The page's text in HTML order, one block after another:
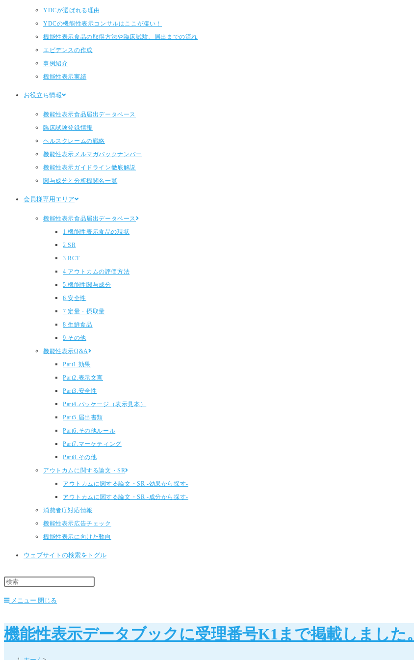
YDCが選ばれる理由
YDCの機能性表示コンサルはここが凄い！
機能性表示食品の取得方法や臨床試験、届出までの流れ
エビデンスの作成
事例紹介
機能性表示実績
お役立ち情報
機能性表示食品届出データベース
臨床試験登録情報
ヘルスクレームの戦略
機能性表示メルマガバックナンバー
機能性表示ガイドライン徹底解説
関与成分と分析機関名一覧
会員様専用エリア
機能性表示食品届出データベース
1.機能性表示食品の現状
2.SR
3.RCT
4.アウトカムの評価方法
5.機能性関与成分
6.安全性
7.定量・摂取量
8.生鮮食品
9.その他
機能性表示Q&A
Part1.効果
Part2.表示文言
Part3.安全性
Part4.パッケージ（表示見本）
Part5.届出書類
Part6.その他ルール
Part7.マーケティング
Part8.その他
アウトカムに関する論文・SR
アウトカムに関する論文・SR -効果から探す-
アウトカムに関する論文・SR -成分から探す-
消費者庁対応情報
機能性表示広告チェック
機能性表示に向けた動向
ウェブサイトの検索をトグル
メニュー 閉じる
機能性表示データブックに受理番号K1まで掲載しました。